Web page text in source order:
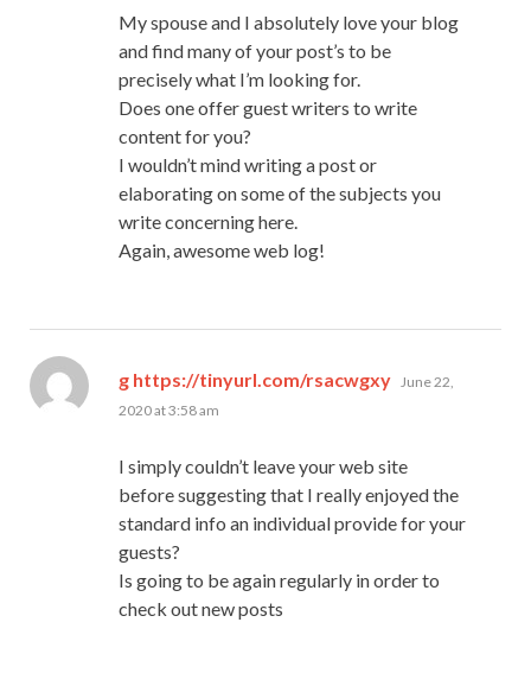
My spouse and I absolutely love your blog
and find many of your post’s to be
precisely what I’m looking for.
Does one offer guest writers to write
content for you?
I wouldn’t mind writing a post or
elaborating on some of the subjects you
write concerning here.
Again, awesome web log!
g https://tinyurl.com/rsacwgxy says:
June 22,
2020 at 3:58 am
I simply couldn’t leave your web site
before suggesting that I really enjoyed the
standard info an individual provide for your
guests?
Is going to be again regularly in order to
check out new posts